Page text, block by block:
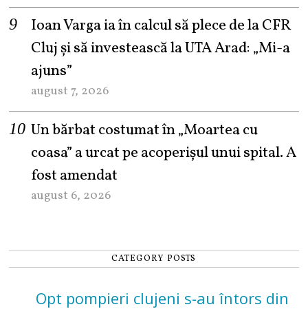
Ioan Varga ia în calcul să plece de la CFR
Cluj și să investească la UTA Arad: „Mi-a
ajuns”
august 7, 2026
Un bărbat costumat în „Moartea cu
coasa” a urcat pe acoperișul unui spital. A
fost amendat
august 6, 2026
CATEGORY POSTS
Opt pompieri clujeni s-au întors din